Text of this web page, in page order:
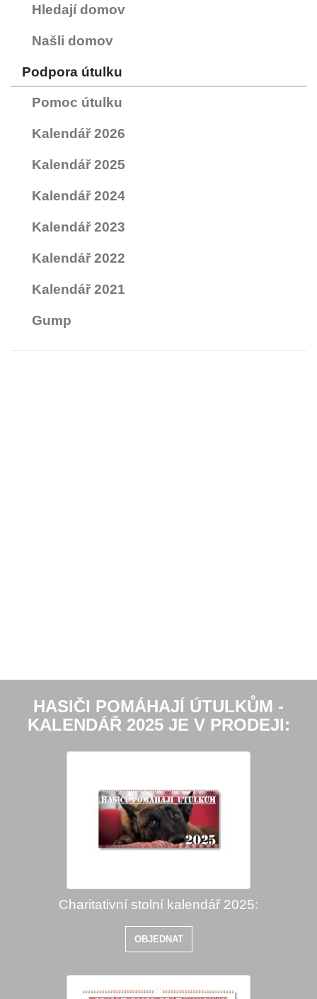
Hledají domov
Našli domov
Podpora útulku
Pomoc útulku
Kalendář 2026
Kalendář 2025
Kalendář 2024
Kalendář 2023
Kalendář 2022
Kalendář 2021
Gump
HASIČI POMÁHAJÍ ÚTULKŮM -
KALENDÁŘ 2025 JE V PRODEJI:
Charitativní stolní kalendář 2025:
OBJEDNAT